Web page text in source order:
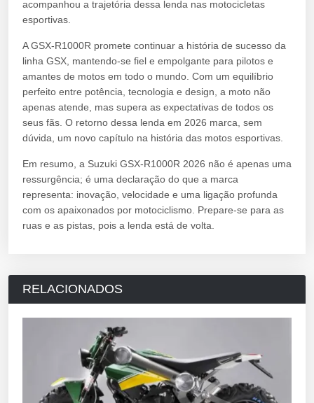
acompanhou a trajetória dessa lenda nas motocicletas
esportivas.
A GSX-R1000R promete continuar a história de sucesso da
linha GSX, mantendo-se fiel e empolgante para pilotos e
amantes de motos em todo o mundo. Com um equilíbrio
perfeito entre potência, tecnologia e design, a moto não
apenas atende, mas supera as expectativas de todos os
seus fãs. O retorno dessa lenda em 2026 marca, sem
dúvida, um novo capítulo na história das motos esportivas.
Em resumo, a Suzuki GSX-R1000R 2026 não é apenas uma
ressurgência; é uma declaração do que a marca
representa: inovação, velocidade e uma ligação profunda
com os apaixonados por motociclismo. Prepare-se para as
ruas e as pistas, pois a lenda está de volta.
RELACIONADOS